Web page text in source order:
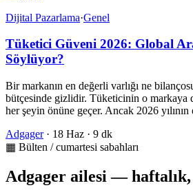
Dijital Pazarlama·Genel
Tüketici Güveni 2026: Global
Söylüyor?
Bir markanın en değerli varlığı ne
bütçesinde gizlidir. Tüketicinin o markaya
her şeyin önüne geçer. Ancak 2026
Adgager · 18 Haz · 9 dk
▦ Bülten / cumartesi sabahları
Adgager ailesi — haftalık,